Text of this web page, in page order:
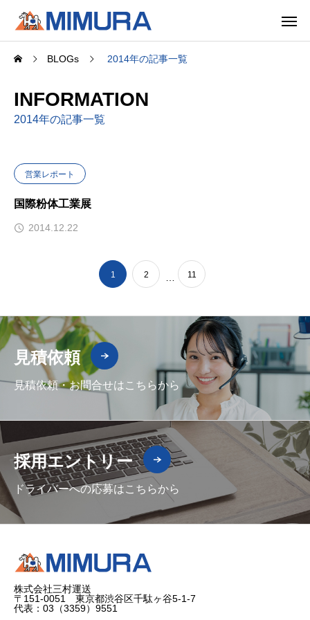
BLOGs 2014年の記事一覧
INFORMATION
2014年の記事一覧
営業レポート
国際粉体工業展
2014.12.22
1 2 11
見積依頼
見積依頼・お問合せはこちらから
採用エントリー
ドライバーへの応募はこちらから
株式会社三村運送
〒151-0051 東京都渋谷区千駄ヶ谷5-1-7
代表：03（3359）9551